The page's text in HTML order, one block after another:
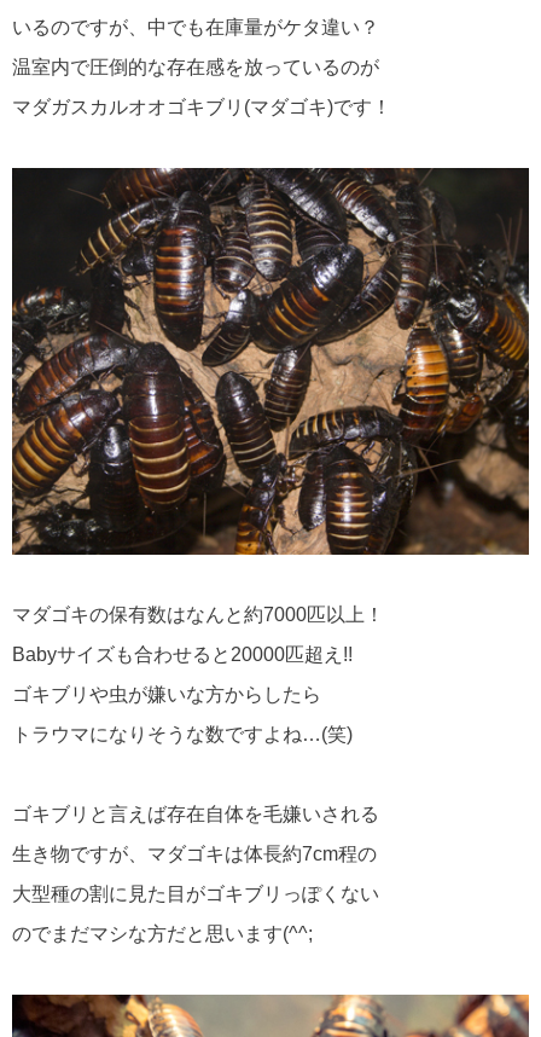
いるのですが、中でも在庫量がケタ違い？
温室内で圧倒的な存在感を放っているのが
マダガスカルオオゴキブリ(マダゴキ)です！
マダゴキの保有数はなんと約7000匹以上！
Babyサイズも合わせると20000匹超え!!
ゴキブリや虫が嫌いな方からしたら
トラウマになりそうな数ですよね…(笑)
ゴキブリと言えば存在自体を毛嫌いされる
生き物ですが、マダゴキは体長約7cm程の
大型種の割に見た目がゴキブリっぽくない
のでまだマシな方だと思います(^^;